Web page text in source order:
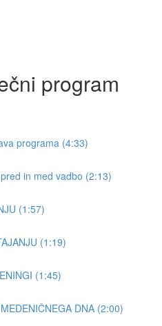
program
programa (4:33)
in med vadbo (2:13)
(1:57)
(1:19)
(1:45)
DNA (2:00)